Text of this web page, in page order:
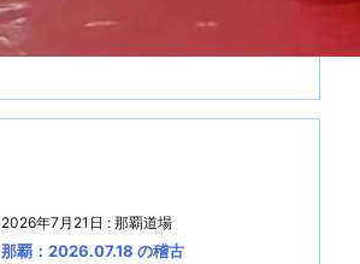
2026年7月21日 : 那覇道場
那覇：2026.07.18 の稽古